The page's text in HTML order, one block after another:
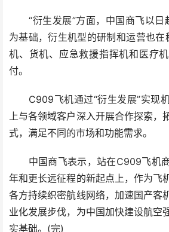
“衍生发展”方面，中国商飞以日
为基础，衍生机型的研制和运营也
机、货机、应急救援指挥机和医疗
付。
C909飞机通过“衍生发展”实现机
上与各领域客户深入开展合作探索，
式，满足不同的市场和功能需求。
中国商飞表示，站在C909飞机商
年和更长远征程的新起点上，作为飞
各方持续织密航线网络，加速国产客
业化发展步伐，为中国加快建设航空
实基础。(完)